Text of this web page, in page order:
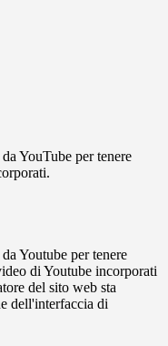
YouTube per tenere
Youtube per tenere
di Youtube incorporati
del sito web sta
dell'interfaccia di